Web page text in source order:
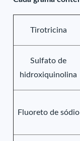
Tirotricina
Sulfato de
hidroxiquinolina
Fluoreto de sódio